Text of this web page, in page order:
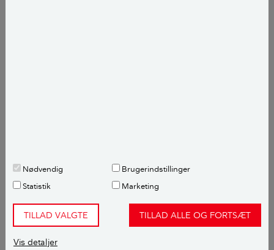
Nødvendig
Brugerindstillinger
Statistik
Marketing
TILLAD VALGTE TILLAD ALLE OG FORTSÆT
Vis detaljer